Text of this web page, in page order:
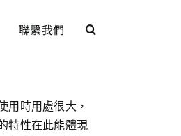
聯繫我們
用時用處很大，
特性在此能體現